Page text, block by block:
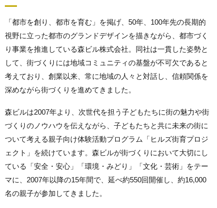
「都市を創り、都市を育む」を掲げ、50年、100年先の長期的
視野に立った都市のグランドデザインを描きながら、都市づく
り事業を推進している森ビル株式会社。同社は一貫した姿勢と
して、街づくりには地域コミュニティの基盤が不可欠であると
考えており、創業以来、常に地域の人々と対話し、信頼関係を
深めながら街づくりを進めてきました。
森ビルは2007年より、次世代を担う子どもたちに街の魅力や街
づくりのノウハウを伝えながら、子どもたちと共に未来の街に
ついて考える親子向け体験活動プログラム「ヒルズ街育プロジ
ェクト」を続けています。森ビルが街づくりにおいて大切にし
ている「安全・安心」「環境・みどり」「文化・芸術」をテー
マに、2007年以降の15年間で、延べ約550回開催し、約16,000
名の親子が参加してきました。